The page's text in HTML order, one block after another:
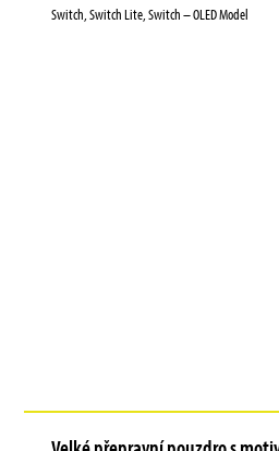
Switch, Switch Lite, Switch – OLED Model